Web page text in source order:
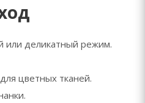
или деликатный режим.
цветных тканей.